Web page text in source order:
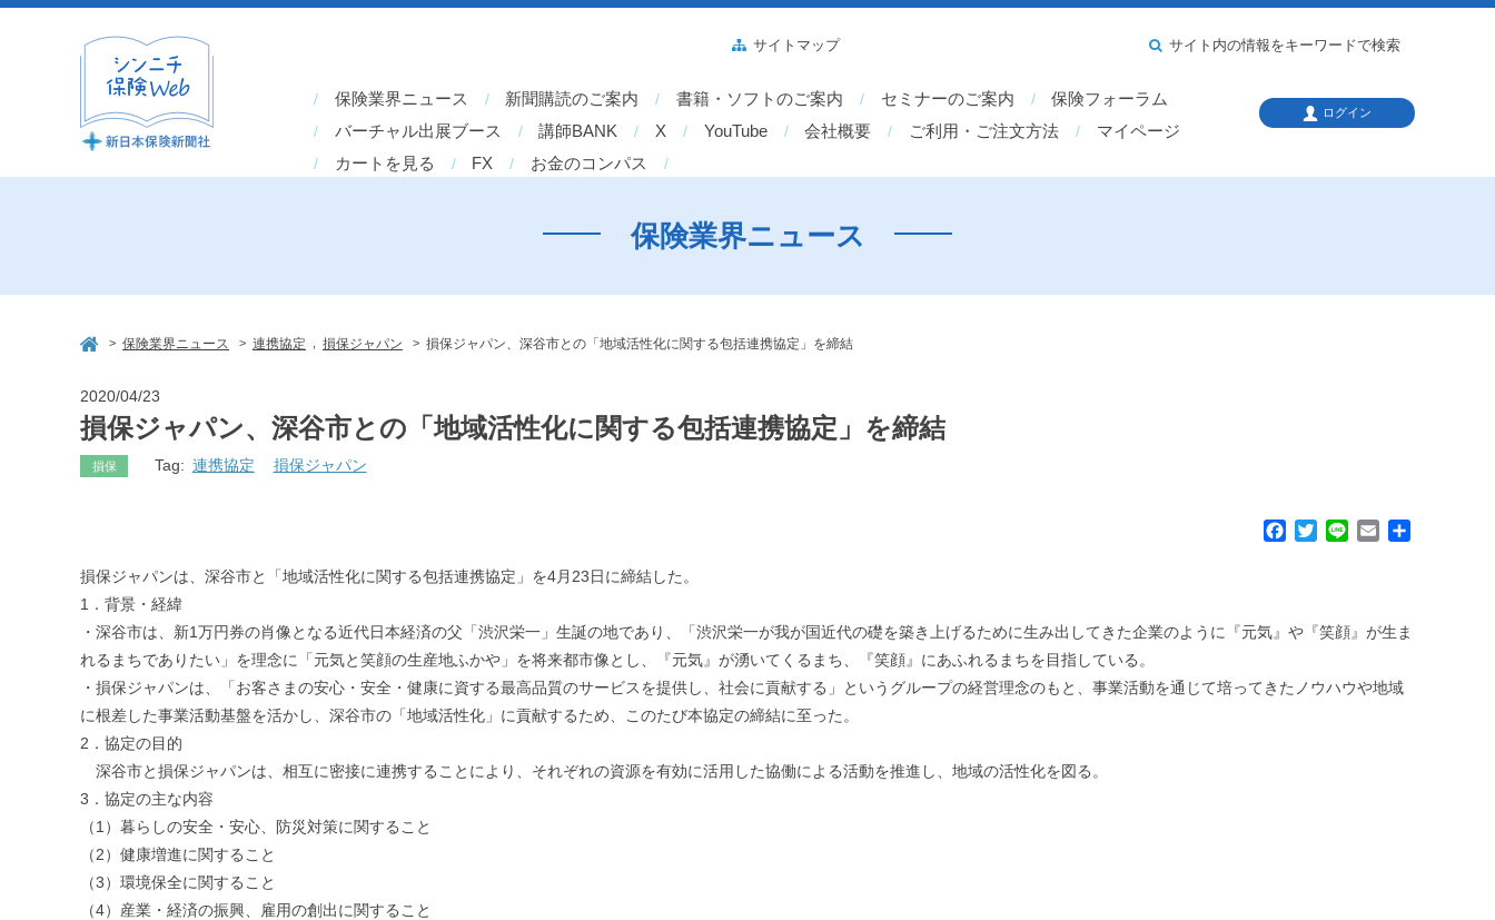
保険業界ニュース 新聞購読のご案内 書籍・ソフトのご案内 セミナーのご案内
保険フォーラム
バーチャル出展ブース
講師BANK X YouTube 会社概要 ご利用・ご注文方法
マイページ
カートを見る
FX お金のコンパス
サイトマップ サイト内の情報をキーワードで検索
ログイン
保険業界ニュース
> 保険業界ニュース > 連携協定 損保ジャパン > 損保ジャパン、深谷市との「地域活性化に関する包括連携協定」を締結
2020/04/23
損保ジャパン、深谷市との「地域活性化に関する包括連携協定」を締結
損保 Tag: 連携協定 損保ジャパン
o
k
e
損保ジャパンは、深谷市と「地域活性化に関する包括連携協定」を4月23日に締結した。
1．背景・経緯
・深谷市は、新1万円券の肖像となる近代日本経済の父「渋沢栄一」生誕の地であり、「渋沢栄一が我が国近代の礎を築き上げるために生み出してきた企業のように『元気』や『笑顔』が生ま
れるまちでありたい」を理念に「元気と笑顔の生産地ふかや」を将来都市像とし、『元気』が湧いてくるまち、『笑顔』にあふれるまちを目指している。
・損保ジャパンは、「お客さまの安心・安全・健康に資する最高品質のサービスを提供し、社会に貢献する」というグループの経営理念のもと、事業活動を通じて培ってきたノウハウや地域
に根差した事業活動基盤を活かし、深谷市の「地域活性化」に貢献するため、このたび本協定の締結に至った。
2．協定の目的
深谷市と損保ジャパンは、相互に密接に連携することにより、それぞれの資源を有効に活用した協働による活動を推進し、地域の活性化を図る。
3．協定の主な内容
（1）暮らしの安全・安心、防災対策に関すること
（2）健康増進に関すること
（3）環境保全に関すること
（4）産業・経済の振興、雇用の創出に関すること